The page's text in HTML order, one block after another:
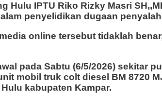
Hulu IPTU Riko Rizky Masri
penyelidikan dugaan
online tersebut tidaklah
pada Sabtu (6/5/2026) sekitar
mobil truk colt diesel BM 8720
kabupaten Kampar.